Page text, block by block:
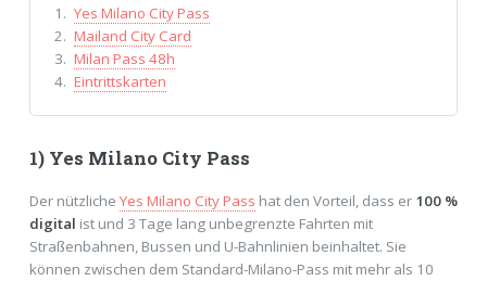
Yes Milano City Pass
Mailand City Card
Milan Pass 48h
Eintrittskarten
1) Yes Milano City Pass
Der nützliche Yes Milano City Pass hat den Vorteil, dass er 100 %
digital ist und 3 Tage lang unbegrenzte Fahrten mit
Straßenbahnen, Bussen und U-Bahnlinien beinhaltet. Sie
können zwischen dem Standard-Milano-Pass mit mehr als 10